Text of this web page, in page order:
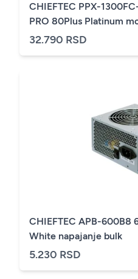
CHIEFTEC PPX-
PRO 80Plus Platinum
32.790 RSD
CHIEFTEC APB-600B8
White napajanje bulk
5.230 RSD